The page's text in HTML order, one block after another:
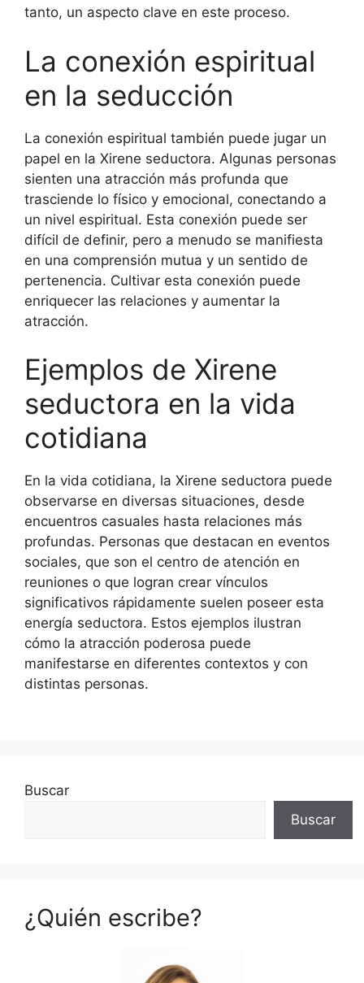
tanto, un aspecto clave en este proceso.
La conexión espiritual
en la seducción
La conexión espiritual también puede jugar un
papel en la Xirene seductora. Algunas personas
sienten una atracción más profunda que
trasciende lo físico y emocional, conectando a
un nivel espiritual. Esta conexión puede ser
difícil de definir, pero a menudo se manifiesta
en una comprensión mutua y un sentido de
pertenencia. Cultivar esta conexión puede
enriquecer las relaciones y aumentar la
atracción.
Ejemplos de Xirene
seductora en la vida
cotidiana
En la vida cotidiana, la Xirene seductora puede
observarse en diversas situaciones, desde
encuentros casuales hasta relaciones más
profundas. Personas que destacan en eventos
sociales, que son el centro de atención en
reuniones o que logran crear vínculos
significativos rápidamente suelen poseer esta
energía seductora. Estos ejemplos ilustran
cómo la atracción poderosa puede
manifestarse en diferentes contextos y con
distintas personas.
Buscar
Buscar
¿Quién escribe?